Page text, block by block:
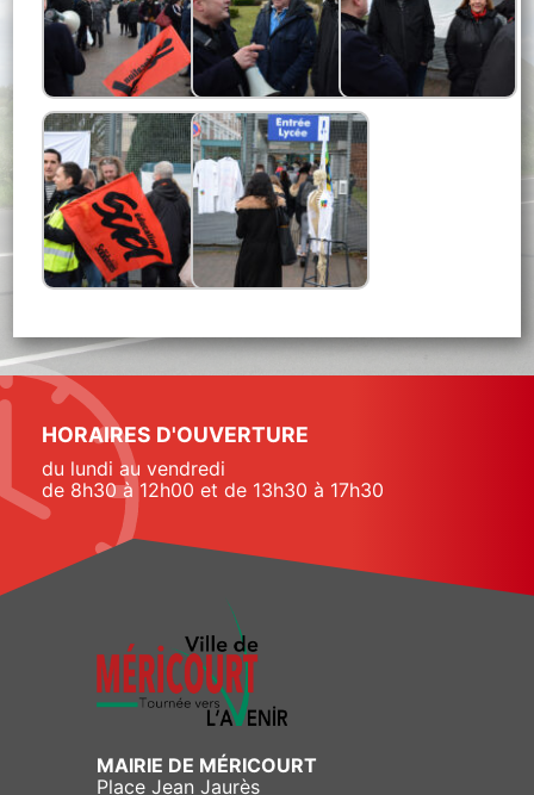
HORAIRES D'OUVERTURE
du lundi au vendredi
de 8h30 à 12h00 et de 13h30 à 17h30
MAIRIE DE MÉRICOURT
Place Jean Jaurès